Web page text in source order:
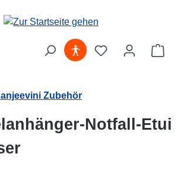
Zubehör
Notfall-Etui